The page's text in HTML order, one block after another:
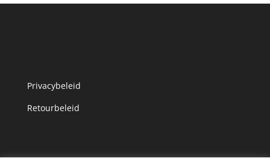
Privacybeleid
Retourbeleid